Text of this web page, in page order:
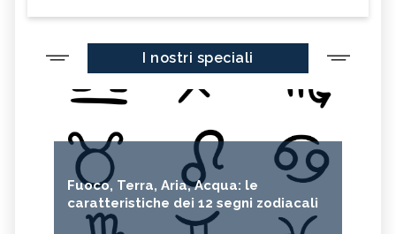
I nostri speciali
Fuoco, Terra, Aria, Acqua: le
caratteristiche dei 12 segni zodiacali